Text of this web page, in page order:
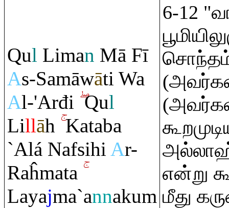
Qul Liman Mā Fī
As-Samāwāti Wa
Al-'Arđi Qul
Lillāh Kataba
`Alá Nafsihi Ar-
Raĥmata
Layajma`annakum
6-12
என்று
மீது